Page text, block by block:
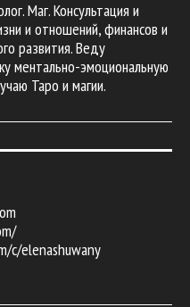
Маг. Консультация и
и отношений, финансов и
развития. Веду
ментально-эмоциональную
Таро и магии.
c/elenashuwany